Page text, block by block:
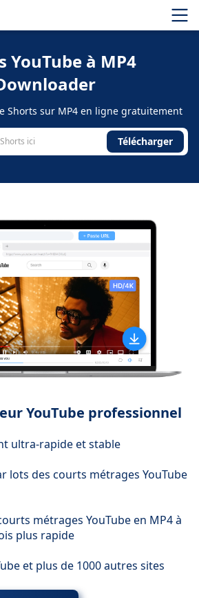
YouTube à MP4
Shorts sur MP4 en ligne gratuitement
Télécharger
YouTube professionnel
ultra-rapide et stable
lots des courts métrages YouTube
métrages YouTube en MP4 à
plus rapide
et plus de 1000 autres sites